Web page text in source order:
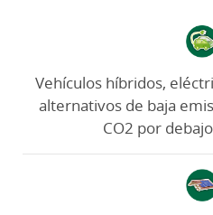
Vehículos híbridos,
alternativos de baja
CO2 por